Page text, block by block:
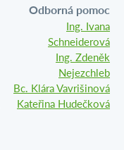
Odborná pomoc
Ing. Ivana
Schneiderová
Ing. Zdeněk
Nejezchleb
Bc. Klára Vavrišinová
Kateřina Hudečková